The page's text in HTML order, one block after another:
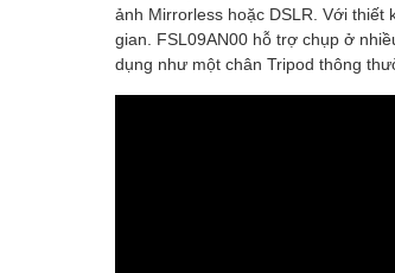
ảnh Mirrorless hoặc DSLR. Với
gian. FSL09AN00 hỗ trợ chụp ở
dụng như một chân Tripod thông